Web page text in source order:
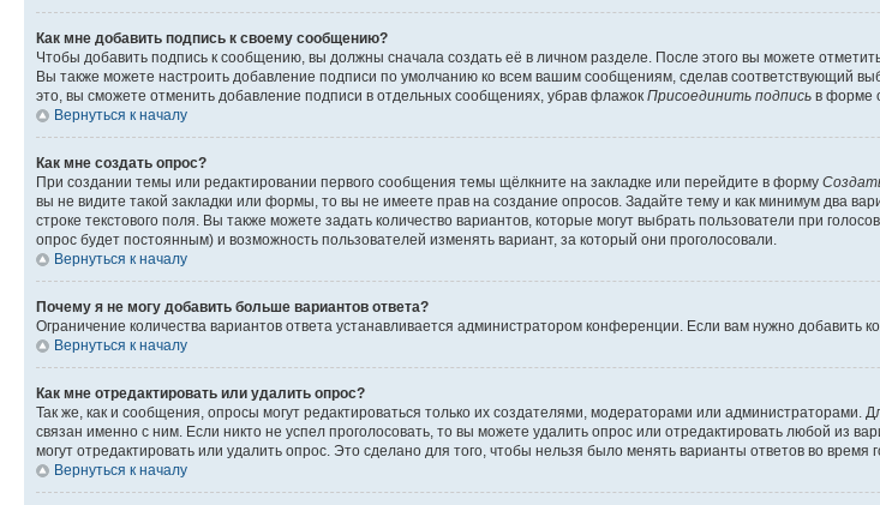
Как мне добавить подпись к своему сообщению?
Чтобы добавить подпись к сообщению, вы должны сначала создать её в личном разделе. После этого вы можете
Вы также можете настроить добавление подписи по умолчанию ко всем вашим сообщениям, сделав соответствующий
это, вы сможете отменить добавление подписи в отдельных сообщениях, убрав флажок Присоединить подпись в форме
Вернуться к началу
Как мне создать опрос?
При создании темы или редактировании первого сообщения темы щёлкните на закладке или перейдите в форму
вы не видите такой закладки или формы, то вы не имеете прав на создание опросов. Задайте тему и как минимум два
строке текстового поля. Вы также можете задать количество вариантов, которые могут выбрать пользователи при
опрос будет постоянным) и возможность пользователей изменять вариант, за который они проголосовали.
Вернуться к началу
Почему я не могу добавить больше вариантов ответа?
Ограничение количества вариантов ответа устанавливается администратором конференции. Если вам нужно
Вернуться к началу
Как мне отредактировать или удалить опрос?
Так же, как и сообщения, опросы могут редактироваться только их создателями, модераторами или
связан именно с ним. Если никто не успел проголосовать, то вы можете удалить опрос или отредактировать любой из
могут отредактировать или удалить опрос. Это сделано для того, чтобы нельзя было менять варианты ответов во время
Вернуться к началу